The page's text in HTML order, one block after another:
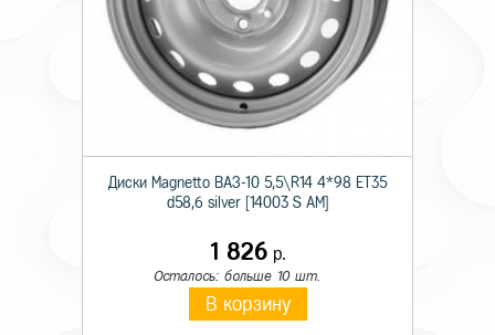
Технические характеристики
Тип дисков
Ширина 7,0
Диски Magnetto ВАЗ-10 5,5\R14 4*98 ET35
d58,6 silver [14003 S AM]
1 826р.
Осталось: больше 10 шт.
В корзину